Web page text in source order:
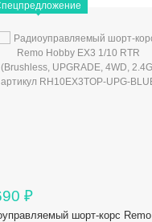
₽
шорт-корс Remo